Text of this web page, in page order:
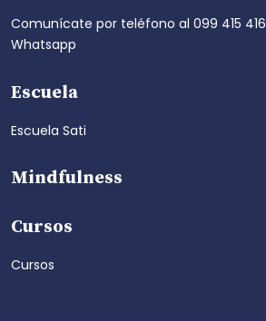
Comunícate por teléfono al 099 415 416
Whatsapp
Escuela
Escuela Sati
Mindfulness
Cursos
Cursos